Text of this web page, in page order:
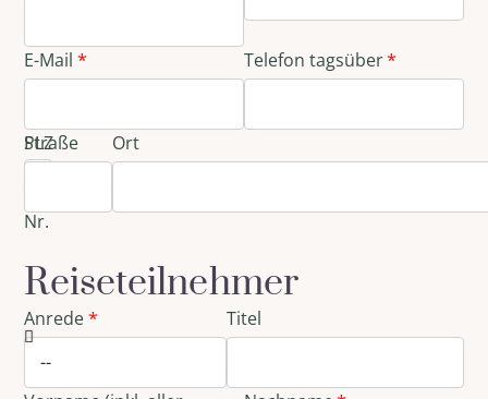
E-Mail Telefon tagsüber
Straße
und
Nr.
PLZ Ort
Reiseteilnehmer
Anrede Titel